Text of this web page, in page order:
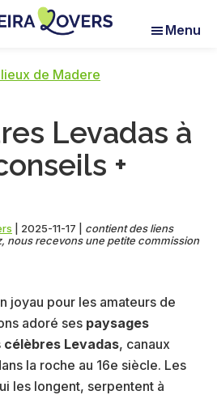
Menu
de Madere
Levadas à
+
2025-11-17
contient des liens
nous recevons une petite commission
joyau pour les amateurs de
adoré ses paysages
célèbres Levadas, canaux
la roche au 16e siècle. Les
les longent, serpentent à